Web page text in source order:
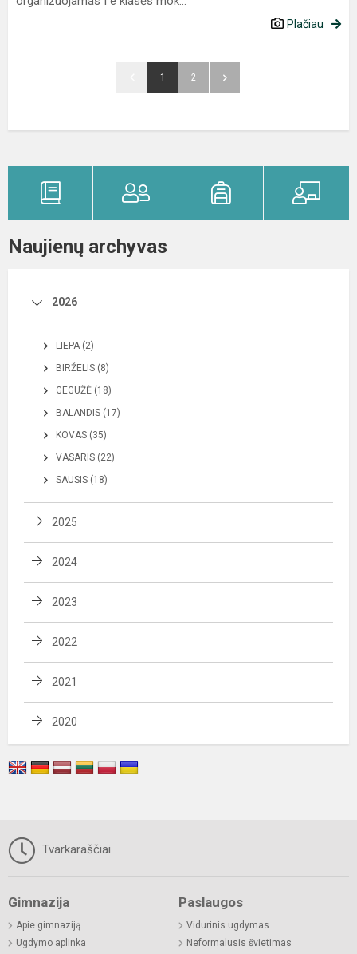
Plačiau
1 2
Naujienų archyvas
2026
LIEPA (2)
BIRŽELIS (8)
GEGUŽĖ (18)
BALANDIS (17)
KOVAS (35)
VASARIS (22)
SAUSIS (18)
2025
2024
2023
2022
2021
2020
Tvarkaraščiai
Gimnazija
Apie gimnaziją
Ugdymo aplinka
Paslaugos
Vidurinis ugdymas
Neformalusis švietimas